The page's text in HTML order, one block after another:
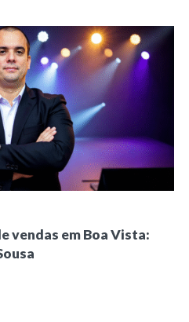
vendas em Boa Vista: